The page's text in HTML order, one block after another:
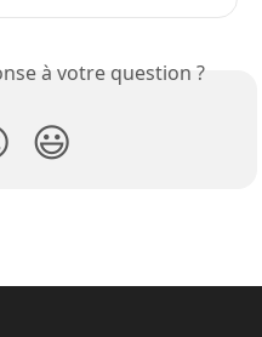
à votre question ?
😃